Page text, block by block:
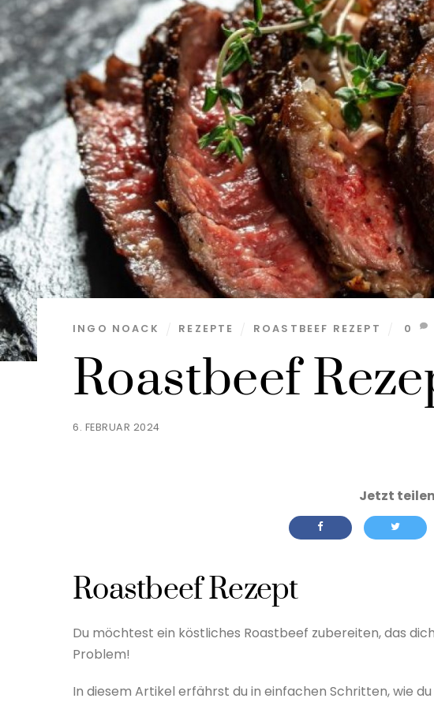
6. FEBRUAR 2024
Roastbeef
INGO NOACK REZEPTE ROASTBEEF REZEPT 0
Roastbeef Rezept
Du möchtest ein köstliches Roastbeef zubereiten, das
Problem!
In diesem Artikel erfährst du in einfachen Schritten, wie